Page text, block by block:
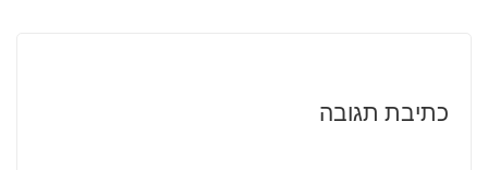
כתיבת תגובה